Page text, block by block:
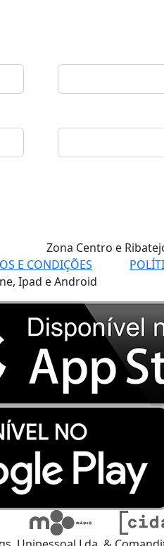
Zona Centro e
E CONDIÇÕES
Ipad e Android